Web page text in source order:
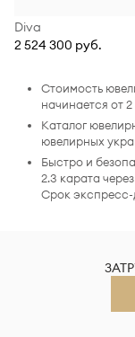
Diva
2 524 300 руб.
Стоимость
начинается от
Каталог
ювелирных
Быстро и
2.3 карата
Срок экспресс-